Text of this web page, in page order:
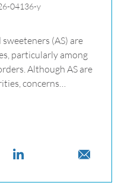
04136-y
(AS) are
particularly among
Although AS are
concerns…